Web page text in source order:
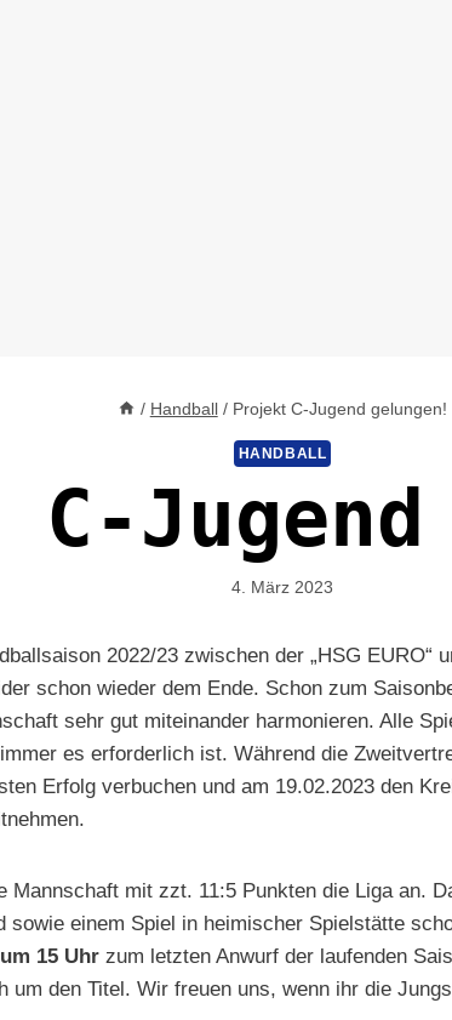
/ Handball / Projekt C-Jugend gelungen!
HANDBALL
4. März 2023
2022/23 zwischen der „HSG EURO“
schon wieder dem Ende. Schon zum
sehr gut miteinander harmonieren. Alle
es erforderlich ist. Während die
Erfolg verbuchen und am 19.02.2023 den
Mannschaft mit zzt. 11:5 Punkten die Liga an.
sowie einem Spiel in heimischer Spielstätte
15 Uhr zum letzten Anwurf der laufenden
um den Titel. Wir freuen uns, wenn ihr die